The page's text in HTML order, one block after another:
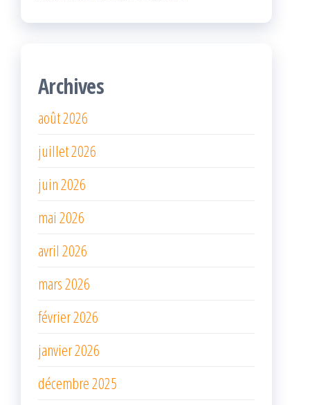
Archives
août 2026
juillet 2026
juin 2026
mai 2026
avril 2026
mars 2026
février 2026
janvier 2026
décembre 2025